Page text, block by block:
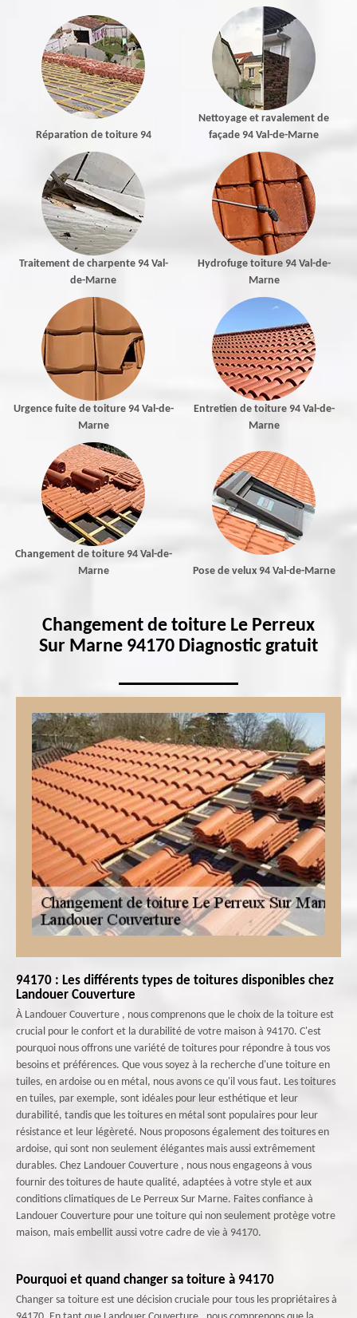
Réparation de toiture 94
Nettoyage et ravalement de
façade 94 Val-de-Marne
Traitement de charpente 94 Val-
de-Marne
Hydrofuge toiture 94 Val-de-
Marne
Urgence fuite de toiture 94 Val-de-
Marne
Entretien de toiture 94 Val-de-
Marne
Changement de toiture 94 Val-de-
Marne
Pose de velux 94 Val-de-Marne
Changement de toiture Le Perreux
Sur Marne 94170 Diagnostic gratuit
94170 : Les différents types de toitures disponibles chez
Landouer Couverture
À Landouer Couverture , nous comprenons que le choix de la toiture est
crucial pour le confort et la durabilité de votre maison à 94170. C'est
pourquoi nous offrons une variété de toitures pour répondre à tous vos
besoins et préférences. Que vous soyez à la recherche d'une toiture en
tuiles, en ardoise ou en métal, nous avons ce qu'il vous faut. Les toitures
en tuiles, par exemple, sont idéales pour leur esthétique et leur
durabilité, tandis que les toitures en métal sont populaires pour leur
résistance et leur légèreté. Nous proposons également des toitures en
ardoise, qui sont non seulement élégantes mais aussi extrêmement
durables. Chez Landouer Couverture , nous nous engageons à vous
fournir des toitures de haute qualité, adaptées à votre style et aux
conditions climatiques de Le Perreux Sur Marne. Faites confiance à
Landouer Couverture pour une toiture qui non seulement protège votre
maison, mais embellit aussi votre cadre de vie à 94170.
Pourquoi et quand changer sa toiture à 94170
Changer sa toiture est une décision cruciale pour tous les propriétaires à